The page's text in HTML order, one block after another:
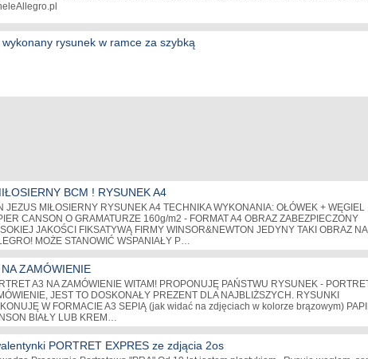
rysunek w ramce za szybką
BCM ! RYSUNEK A4
JEZUS MIŁOSIERNY RYSUNEK A4 TECHNIKA WYKONANIA: OŁÓWEK + WĘGIEL
CANSON O GRAMATURZE 160g/m2 - FORMAT A4 OBRAZ ZABEZPIECZONY
JAKOŚCI FIKSATYWĄ FIRMY WINSOR&NEWTON JEDYNY TAKI OBRAZ NA
MOŻE STANOWIĆ WSPANIAŁY P…
ZAMÓWIENIE
A3 NA ZAMÓWIENIE WITAM! PROPONUJĘ PAŃSTWU RYSUNEK -
JEST TO DOSKONAŁY PREZENT DLA NAJBLIŻSZYCH. RYSUNKI
W FORMACIE A3 SEPIĄ (jak widać na zdjęciach w kolorze brązowym)
BIAŁY LUB KREM…
PORTRET EXPRES ze zdjącia 2os